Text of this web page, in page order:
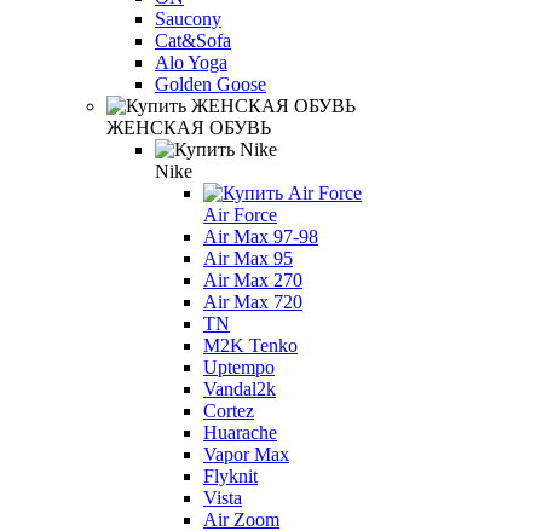
Saucony
Cat&Sofa
Alo Yoga
Golden Goose
ЖЕНСКАЯ ОБУВЬ
Nike
Air Force
Air Max 97-98
Air Max 95
Air Max 270
Air Max 720
TN
M2K Tenko
Uptempo
Vandal2k
Cortez
Huarache
Vapor Max
Flyknit
Vista
Air Zoom